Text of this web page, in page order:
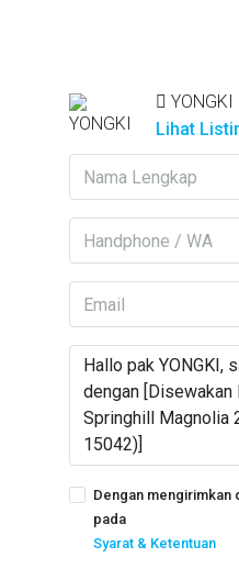
YONGKI
Lihat
Dengan mengirimkan
pada
Syarat & Ketentuan